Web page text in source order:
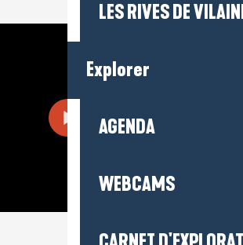
LES RIVES DE
Explorer
AGENDA
WEBCAMS